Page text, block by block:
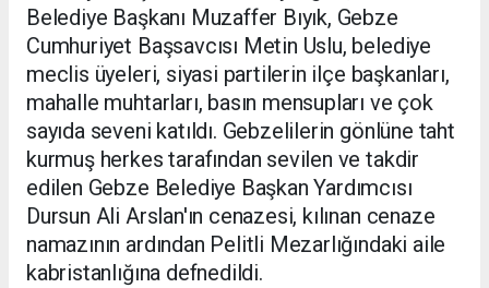
Belediye Başkanı Muzaffer Bıyık, Gebze
Cumhuriyet Başsavcısı Metin Uslu, belediye
meclis üyeleri, siyasi partilerin ilçe başkanları,
mahalle muhtarları, basın mensupları ve çok
sayıda seveni katıldı. Gebzelilerin gönlüne taht
kurmuş herkes tarafından sevilen ve takdir
edilen Gebze Belediye Başkan Yardımcısı
Dursun Ali Arslan'ın cenazesi, kılınan cenaze
namazının ardından Pelitli Mezarlığındaki aile
kabristanlığına defnedildi.